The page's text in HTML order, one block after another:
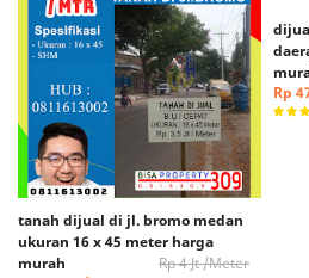
tanah dijual di jl. bromo medan
ukuran 16 x 45 meter harga
murah
Rp 4 Jt /Meter
Rp